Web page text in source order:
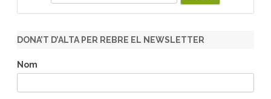
r
h
DONA’T D’ALTA PER REBRE EL NEWSLETTER
Nom